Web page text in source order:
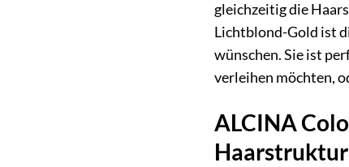
gleichzeitig die
Lichtblond-Gold ist
wünschen. Sie ist
verleihen möchten,
ALCINA
Haarstruktur